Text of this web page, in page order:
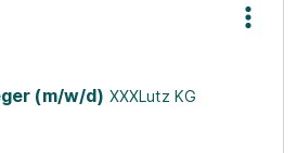
(m/w/d) XXXLutz KG